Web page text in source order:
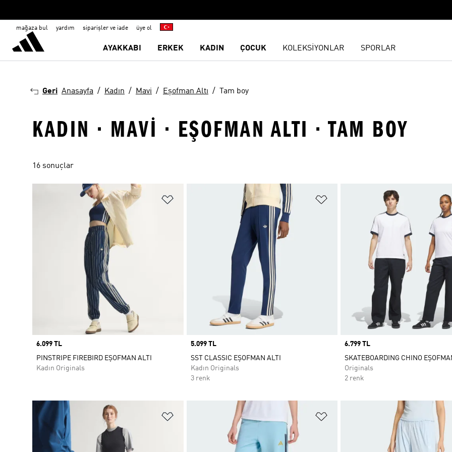
mağaza bul yardım siparişler ve iade üye ol
AYAKKABI ERKEK KADIN ÇOCUK KOLEKSİYONLAR SPORLAR
Geri Anasayfa Kadın Mavi Eşofman Altı Tam boy
KADIN · MAVI · EŞOFMAN ALTI · TAM BOY
16 sonuçlar
Favori Listesine Ekle
Price
6.099 TL
PINSTRIPE FIREBIRD EŞOFMAN ALTI
Kadın Originals
Favori Listesine Ekle
Price
5.099 TL
SST CLASSIC EŞOFMAN ALTI
Kadın Originals
3 renk
Price
6.799 TL
SKATEBOARDING CHINO
Originals
2 renk
Favori Listesine Ekle Favori Listesine Ekle